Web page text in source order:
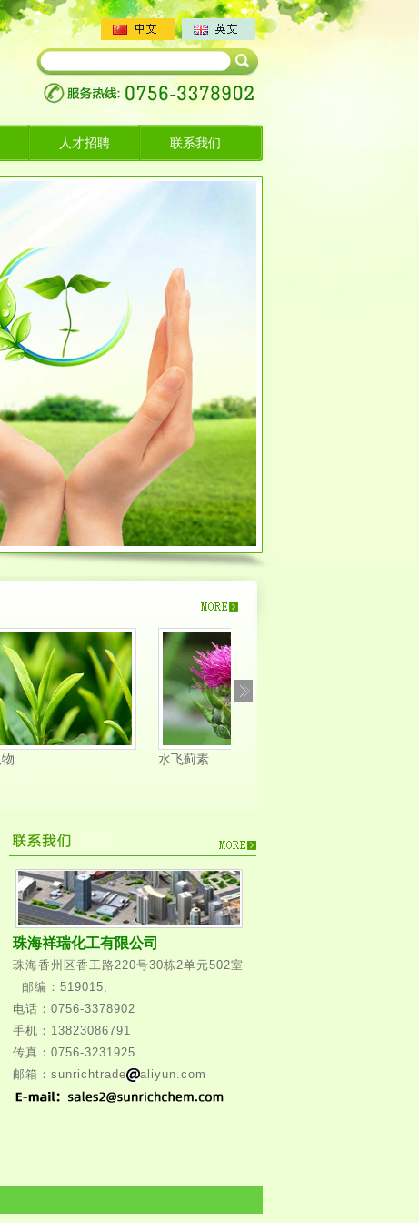
人才招聘 联系我们
珠海祥瑞化工有限公司
珠海香州区香工路220号30栋2单元502室
邮编：519015,
电话：0756-3378902
手机：13823086791
传真：0756-3231925
邮箱：sunrichtrade
aliyun.com